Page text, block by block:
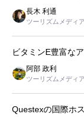
長木 利通
ツーリズムメディ
ビタミンE豊富な
阿部 政利
ツーリズムメディ
Questexの国際ホ